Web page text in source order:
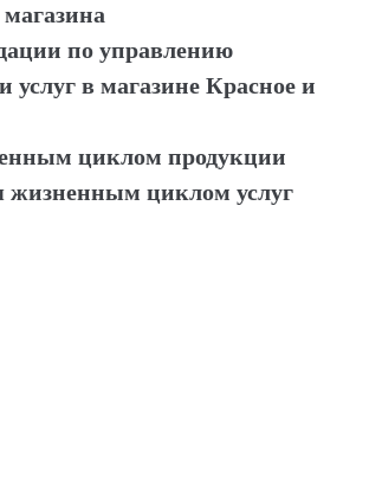
по управлению
в магазине Красное и
циклом продукции
жизненным циклом услуг